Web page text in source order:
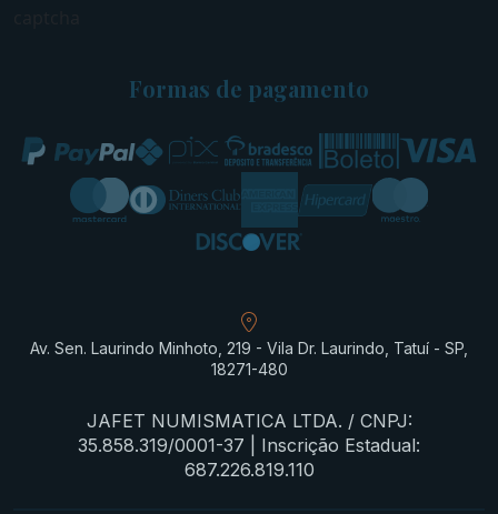
Formas de pagamento
Av. Sen. Laurindo Minhoto, 219 - Vila Dr. Laurindo, Tatuí - SP,
18271-480
JAFET NUMISMATICA LTDA. / CNPJ:
35.858.319/0001-37 | Inscrição Estadual:
687.226.819.110